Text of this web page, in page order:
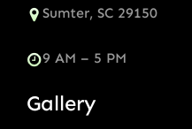
Sumter, SC 29150
9 AM – 5 PM
Gallery